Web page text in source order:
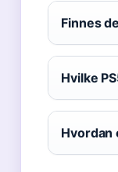
Finnes
Hvilke
Hvordan